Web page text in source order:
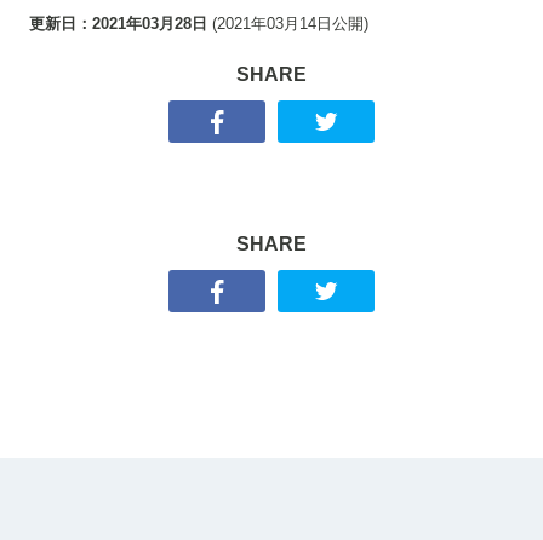
更新日： 2021年03月28日 (2021年03月14日 公開)
SHARE
SHARE